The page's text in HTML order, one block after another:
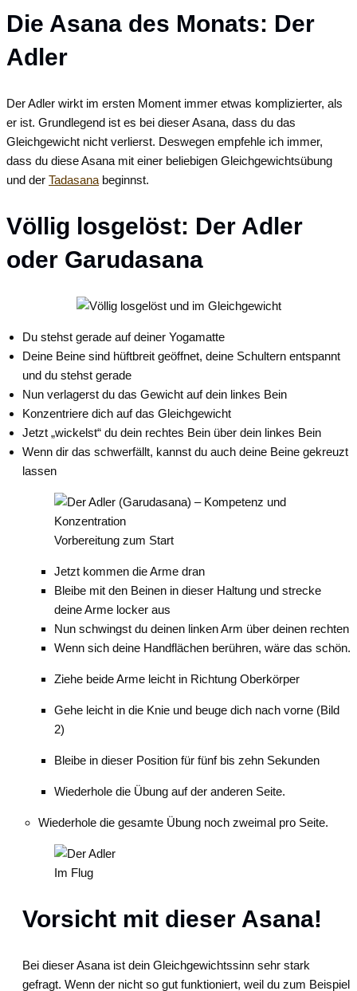
Die Asana des Monats: Der
Adler
Der Adler wirkt im ersten Moment immer etwas komplizierter, als
er ist. Grundlegend ist es bei dieser Asana, dass du das
Gleichgewicht nicht verlierst. Deswegen empfehle ich immer,
dass du diese Asana mit einer beliebigen Gleichgewichtsübung
und der Tadasana beginnst.
Völlig losgelöst: Der Adler
oder Garudasana
Du stehst gerade auf deiner Yogamatte
Deine Beine sind hüftbreit geöffnet, deine Schultern entspannt
und du stehst gerade
Nun verlagerst du das Gewicht auf dein linkes Bein
Konzentriere dich auf das Gleichgewicht
Jetzt „wickelst“ du dein rechtes Bein über dein linkes Bein
Wenn dir das schwerfällt, kannst du auch deine Beine gekreuzt
lassen
Vorbereitung zum Start
Jetzt kommen die Arme dran
Bleibe mit den Beinen in dieser Haltung und strecke
deine Arme locker aus
Nun schwingst du deinen linken Arm über deinen rechten
Wenn sich deine Handflächen berühren, wäre das schön.
Ziehe beide Arme leicht in Richtung Oberkörper
Gehe leicht in die Knie und beuge dich nach vorne (Bild
2)
Bleibe in dieser Position für fünf bis zehn Sekunden
Wiederhole die Übung auf der anderen Seite.
Wiederhole die gesamte Übung noch zweimal pro Seite.
Im Flug
Vorsicht mit dieser Asana!
Bei dieser Asana ist dein Gleichgewichtssinn sehr stark
gefragt. Wenn der nicht so gut funktioniert, weil du zum Beispiel